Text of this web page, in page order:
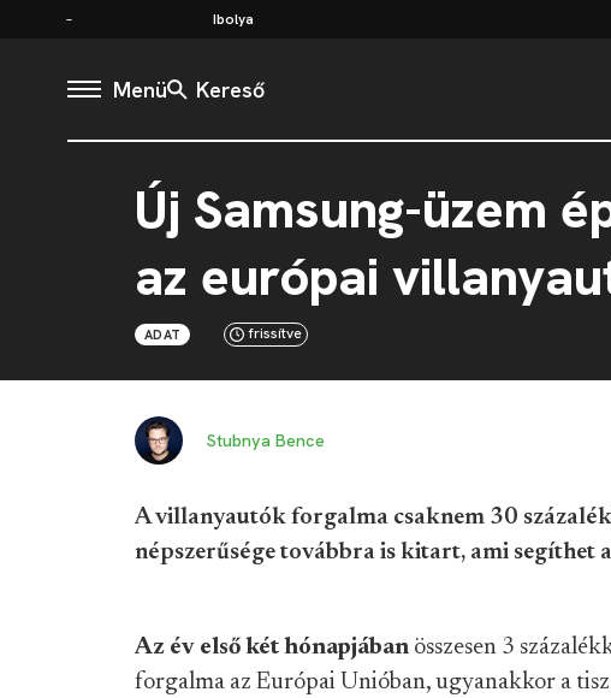
Ibolya
Menü Kereső
Új Samsung-üzem
az európai
ADAT frissítve
Stubnya Bence
A villanyautók forgalma csaknem 30
népszerűsége továbbra is kitart, ami segíthet
Az év első két hónapjában összesen 3
forgalma az Európai Unióban, ugyanakkor a